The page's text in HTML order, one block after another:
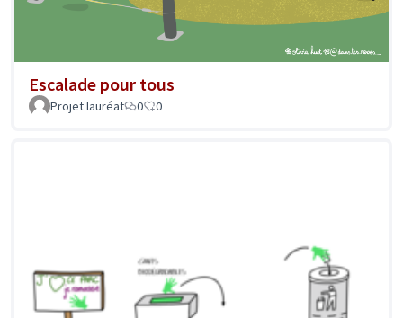
Escalade pour tous
Projet lauréat 0 0